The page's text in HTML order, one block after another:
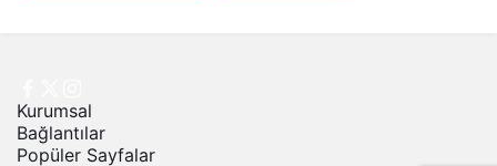
Kurumsal
Bağlantılar
Popüler Sayfalar